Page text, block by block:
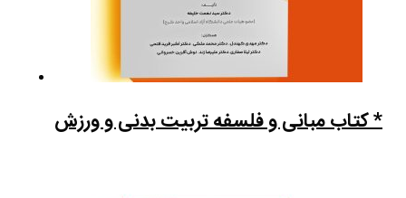
* کتاب مبانی و فلسفه تربیت بدنی و ورزش